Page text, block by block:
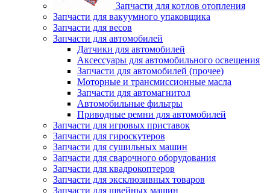
Запчасти для котлов отопления
Запчасти для вакуумного упаковщика
Запчасти для весов
Запчасти для автомобилей
Датчики для автомобилей
Аксессуары для автомобильного освещения
Запчасти для автомобилей (прочее)
Моторные и трансмиссионные масла
Запчасти для автомагнитол
Автомобильные фильтры
Приводные ремни для автомобилей
Запчасти для игровых приставок
Запчасти для гироскутеров
Запчасти для сушильных машин
Запчасти для сварочного оборудования
Запчасти для квадрокоптеров
Запчасти для эксклюзивных товаров
Запчасти для швейных машин